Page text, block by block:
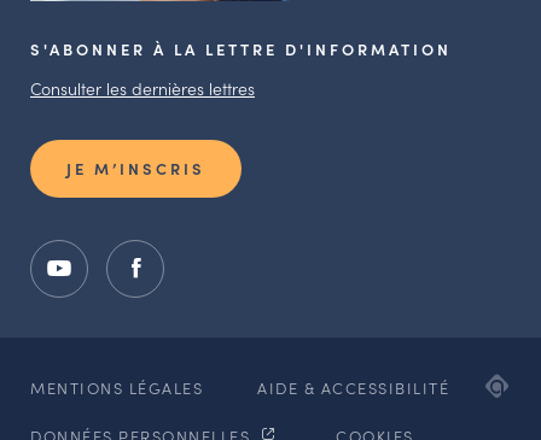
S'ABONNER À LA LETTRE D'INFORMATION
Consulter les dernières lettres
JE M’INSCRIS
MENTIONS LÉGALES AIDE & ACCESSIBILITÉ
DONNÉES PERSONNELLES COOKIES